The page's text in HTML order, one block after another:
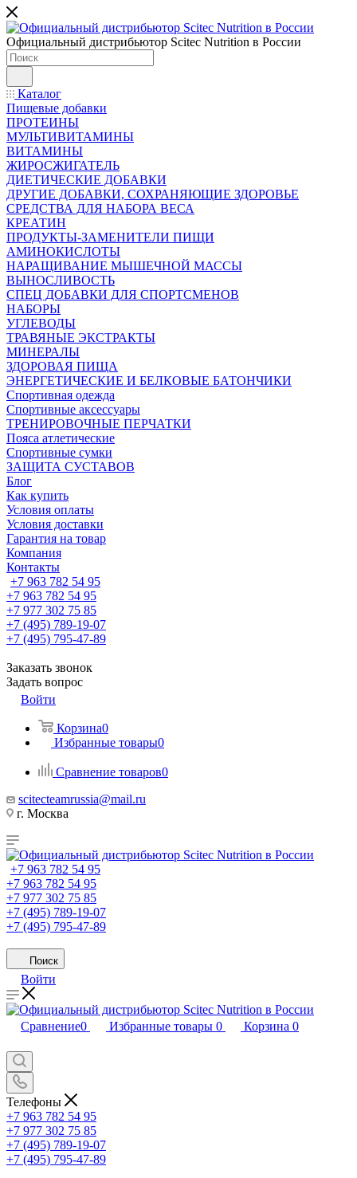
Официальный дистрибьютор Scitec Nutrition в России
Каталог
Пищевые добавки
ПРОТЕИНЫ
МУЛЬТИВИТАМИНЫ
ВИТАМИНЫ
ЖИРОСЖИГАТЕЛЬ
ДИЕТИЧЕСКИЕ ДОБАВКИ
ДРУГИЕ ДОБАВКИ, СОХРАНЯЮЩИЕ ЗДОРОВЬЕ
СРЕДСТВА ДЛЯ НАБОРА ВЕСА
КРЕАТИН
ПРОДУКТЫ-ЗАМЕНИТЕЛИ ПИЩИ
АМИНОКИСЛОТЫ
НАРАЩИВАНИЕ МЫШЕЧНОЙ МАССЫ
ВЫНОСЛИВОСТЬ
СПЕЦ ДОБАВКИ ДЛЯ СПОРТСМЕНОВ
НАБОРЫ
УГЛЕВОДЫ
ТРАВЯНЫЕ ЭКСТРАКТЫ
МИНЕРАЛЫ
ЗДОРОВАЯ ПИЩА
ЭНЕРГЕТИЧЕСКИЕ И БЕЛКОВЫЕ БАТОНЧИКИ
Спортивная одежда
Спортивные аксессуары
ТРЕНИРОВОЧНЫЕ ПЕРЧАТКИ
Пояса атлетические
Спортивные сумки
ЗАЩИТА СУСТАВОВ
Блог
Как купить
Условия оплаты
Условия доставки
Гарантия на товар
Компания
Контакты
+7 963 782 54 95
+7 963 782 54 95
+7 977 302 75 85
+7 (495) 789-19-07
+7 (495) 795-47-89
Заказать звонок
Задать вопрос
Войти
Корзина0
Избранные товары0
Сравнение товаров0
scitecteamrussia@mail.ru
г. Москва
+7 963 782 54 95
+7 963 782 54 95
+7 977 302 75 85
+7 (495) 789-19-07
+7 (495) 795-47-89
Поиск
Войти
Сравнение0 Избранные товары 0 Корзина 0
Телефоны
+7 963 782 54 95
+7 977 302 75 85
+7 (495) 789-19-07
+7 (495) 795-47-89